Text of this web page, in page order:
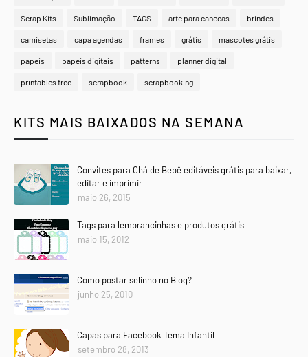
Scrap Kits Sublimação TAGS arte para canecas brindes
camisetas capa agendas frames grátis mascotes grátis
papeis papeis digitais patterns planner digital
printables free scrapbook scrapbooking
KITS MAIS BAIXADOS NA SEMANA
Convites para Chá de Bebê editáveis grátis para baixar,
editar e imprimir
maio 26, 2015
Tags para lembrancinhas e produtos grátis
maio 15, 2012
Como postar selinho no Blog?
junho 25, 2010
Capas para Facebook Tema Infantil
setembro 28, 2013